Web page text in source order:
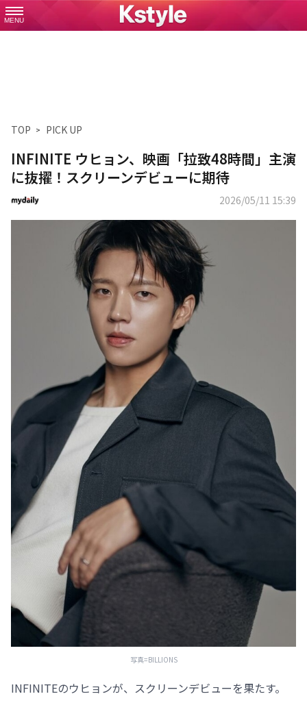
MENU
TOP PICK UP
INFINITE ウヒョン、映画「拉致48時間」主演
に抜擢！スクリーンデビューに期待
2026/05/11 15:39
写真=BILLIONS
INFINITEのウヒョンが、スクリーンデビューを果たす。